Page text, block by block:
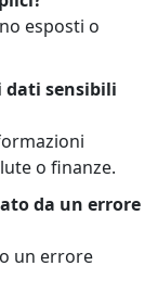
esposti o
dati sensibili
o finanze.
da un errore
un errore